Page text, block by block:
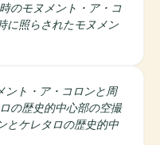
のモヌメント・ア・コ
に照らされたモヌメン
ント・ア・コロンと周
の歴史的中心部の空撮
とケレタロの歴史的中